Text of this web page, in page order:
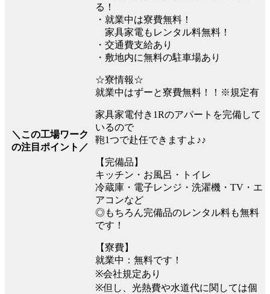
＼この工場ワーク
の注目ポイント／
る！
・就業中は寮費無料！
家具家電もレンタル料無料！
・交通費支給あり
・敷地内に無料の駐車場あり
☆寮情報☆
就業中はずーと寮費無料！！※規定有
家具家電付き1Rのアパートを完備して
いるので
鞄1つで赴任できますよ♪♪
【完備品】
キッチン・お風呂・トイレ
冷蔵庫・電子レンジ・洗濯機・TV・エ
アコンなど
◎もちろん完備品のレンタル料も無料
です！
【寮費】
就業中：無料です！
※会社規定あり
※但し、光熱費や水道代に関しては個